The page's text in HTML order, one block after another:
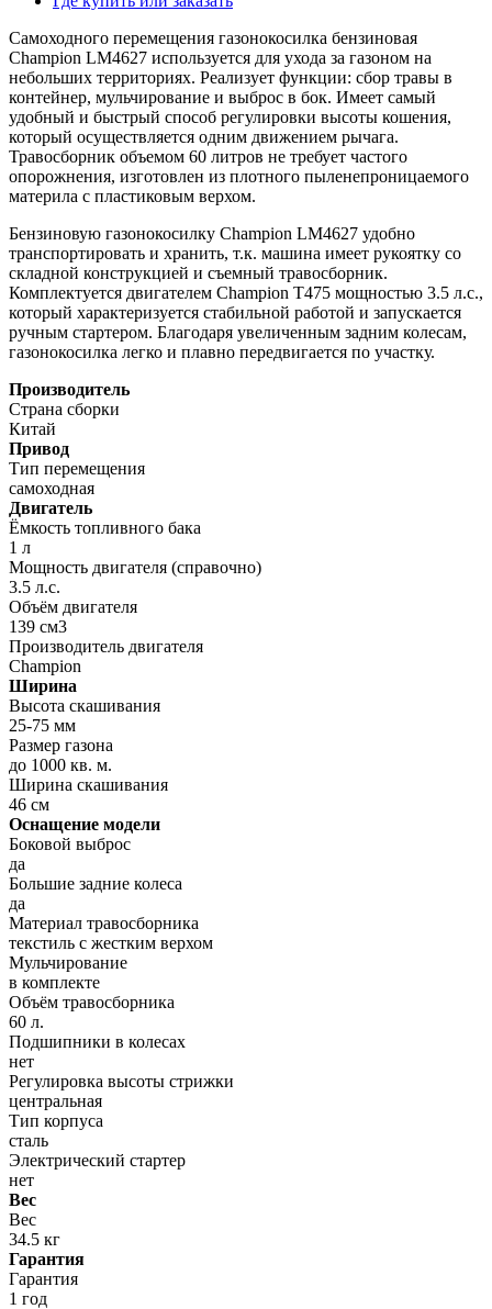
Самоходного перемещения газонокосилка бензиновая
Champion LM4627 используется для ухода за газоном на
небольших территориях. Реализует функции: сбор травы в
контейнер, мульчирование и выброс в бок. Имеет самый
удобный и быстрый способ регулировки высоты кошения,
который осуществляется одним движением рычага.
Травосборник объемом 60 литров не требует частого
опорожнения, изготовлен из плотного пыленепроницаемого
материла с пластиковым верхом.
Бензиновую газонокосилку Champion LM4627 удобно
транспортировать и хранить, т.к. машина имеет рукоятку со
складной конструкцией и съемный травосборник.
Комплектуется двигателем Champion T475 мощностью 3.5 л.с.,
который характеризуется стабильной работой и запускается
ручным стартером. Благодаря увеличенным задним колесам,
газонокосилка легко и плавно передвигается по участку.
Производитель
Страна сборки
Китай
Привод
Тип перемещения
самоходная
Двигатель
Ёмкость топливного бака
1 л
Мощность двигателя (справочно)
3.5 л.с.
Объём двигателя
139 см3
Производитель двигателя
Champion
Ширина
Высота скашивания
25-75 мм
Размер газона
до 1000 кв. м.
Ширина скашивания
46 см
Оснащение модели
Боковой выброс
да
Большие задние колеса
да
Материал травосборника
текстиль с жестким верхом
Мульчирование
в комплекте
Объём травосборника
60 л.
Подшипники в колесах
нет
Регулировка высоты стрижки
центральная
Тип корпуса
сталь
Электрический стартер
нет
Вес
Вес
34.5 кг
Гарантия
Гарантия
1 год